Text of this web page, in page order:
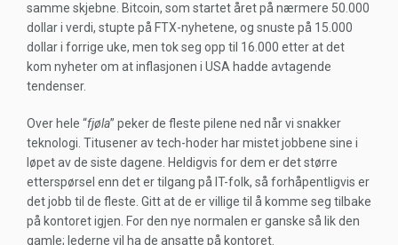
samme skjebne. Bitcoin, som startet året på nærmere 50.000
dollar i verdi, stupte på FTX-nyhetene, og snuste på 15.000
dollar i forrige uke, men tok seg opp til 16.000 etter at det
kom nyheter om at inflasjonen i USA hadde avtagende
tendenser.
Over hele “fjøla” peker de fleste pilene ned når vi snakker
teknologi. Titusener av tech-hoder har mistet jobbene sine i
løpet av de siste dagene. Heldigvis for dem er det større
etterspørsel enn det er tilgang på IT-folk, så forhåpentligvis er
det jobb til de fleste. Gitt at de er villige til å komme seg tilbake
på kontoret igjen. For den nye normalen er ganske så lik den
gamle; lederne vil ha de ansatte på kontoret.